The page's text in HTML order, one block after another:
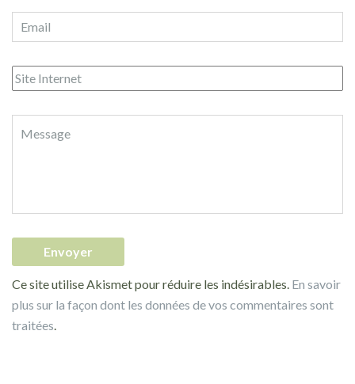
Ce site utilise Akismet pour réduire les indésirables. En savoir
plus sur la façon dont les données de vos commentaires sont
traitées